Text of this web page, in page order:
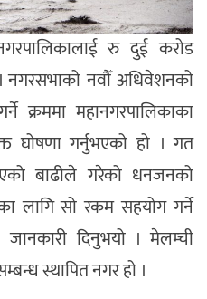
रु दुई करोड
नगरसभाको नवौँ अधिवेशनको
क्रममा महानगरपालिकाका
घोषणा गर्नुभएको हो । गत
बाढीले गरेको धनजनको
लागि सो रकम सहयोग गर्ने
दिनुभयो । मेलम्ची
स्थापित नगर हो ।